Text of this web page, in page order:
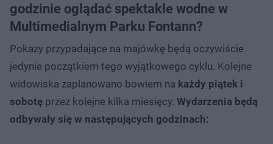
godzinie oglądać spektakle wodne w
Multimedialnym Parku Fontann?
Pokazy przypadające na majówkę będą oczywiście
jedynie początkiem tego wyjątkowego cyklu. Kolejne
widowiska zaplanowano bowiem na każdy piątek i
sobotę przez kolejne kilka miesięcy. Wydarzenia będą
odbywały się w następujących godzinach: